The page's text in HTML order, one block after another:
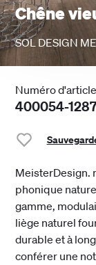
Chêne
SOL DESIGN
Numéro d'article
400054-
MeisterDesign.
phonique
gamme,
liège naturel
durable et à
conférer une